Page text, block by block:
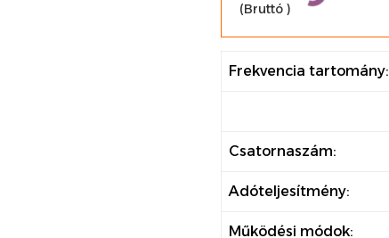
(Bruttó)
Frekvencia tartomány:
Csatornaszám:
Adóteljesítmény:
Működési módok: